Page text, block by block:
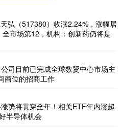
弘（517380）收涨2.24%，涨幅居
市场第12，机构：创新药仍将是
司目前已完成全球数贸中心市场主
商位的招商工作
势将贯穿全年！相关ETF年内涨超
半导体机会